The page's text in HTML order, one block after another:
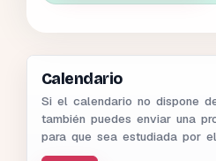
Calendario
Si el calendario no dispone
también puedes enviar una
para que sea estudiada por